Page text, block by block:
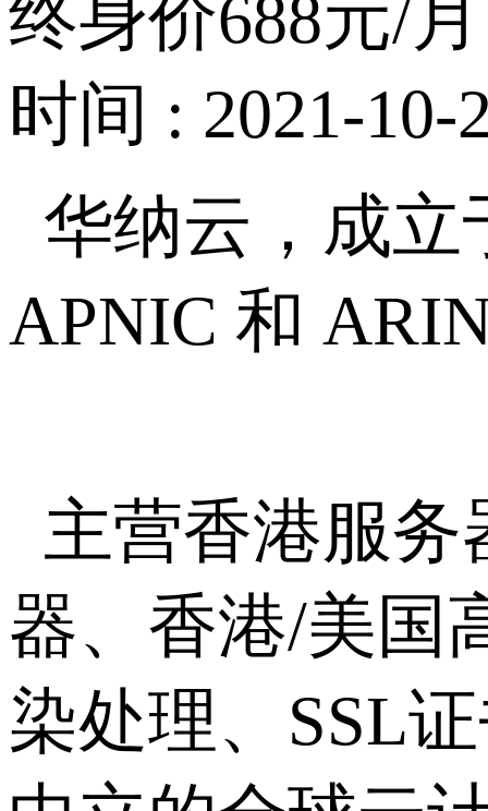
终身价688元/
时间 : 2021-10-
华纳云，成立
APNIC 和
主营香港服
器、香港/美国
染处理、 SSL